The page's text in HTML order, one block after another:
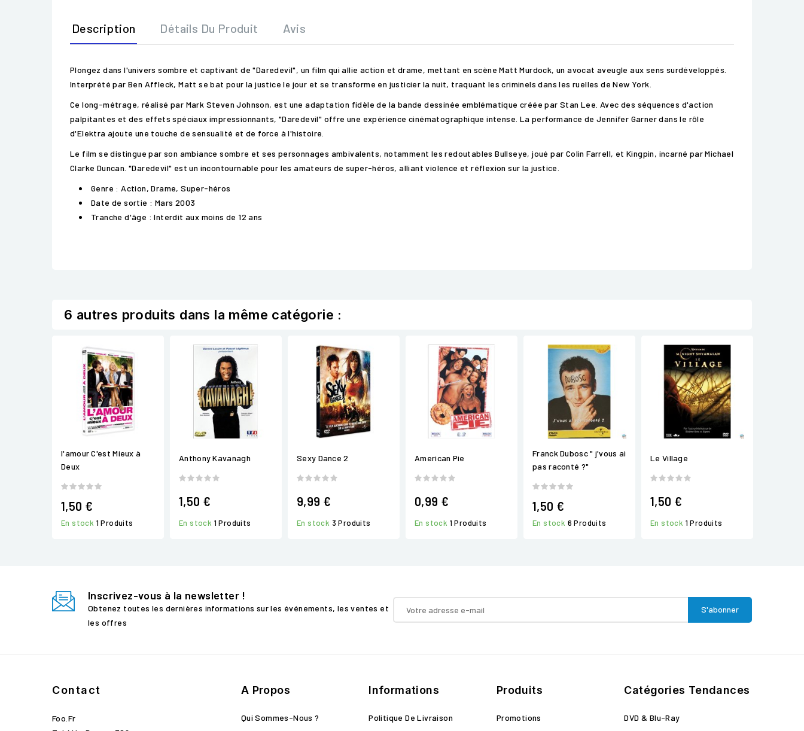
Description Détails Du Produit Avis
Plongez dans l'univers sombre et captivant de "Daredevil", un film qui allie action et drame, mettant en scène Matt Murdock, un avocat aveugle aux sens surdéveloppés.
Interprété par Ben Affleck, Matt se bat pour la justice le jour et se transforme en justicier la nuit, traquant les criminels dans les ruelles de New York.
Ce long-métrage, réalisé par Mark Steven Johnson, est une adaptation fidèle de la bande dessinée emblématique créée par Stan Lee. Avec des séquences d'action
palpitantes et des effets spéciaux impressionnants, "Daredevil" offre une expérience cinématographique intense. La performance de Jennifer Garner dans le rôle
d'Elektra ajoute une touche de sensualité et de force à l'histoire.
Le film se distingue par son ambiance sombre et ses personnages ambivalents, notamment les redoutables Bullseye, joué par Colin Farrell, et Kingpin, incarné par Michael
Clarke Duncan. "Daredevil" est un incontournable pour les amateurs de super-héros, alliant violence et réflexion sur la justice.
Genre : Action, Drame, Super-héros
Date de sortie : Mars 2003
Tranche d'âge : Interdit aux moins de 12 ans
6 autres produits dans la même catégorie :
l'amour C'est Mieux à
Deux
1,50 €
En stock 1 Produits
Anthony Kavanagh
1,50 €
En stock 1 Produits
Sexy Dance 2
9,99 €
En stock 3 Produits
American Pie
0,99 €
En stock 1 Produits
Franck Dubosc " j'vous ai
pas raconté ?"
1,50 €
En stock 6 Produits
Le Village
1,50 €
En stock 1 Produits
Inscrivez-vous à la newsletter !
Obtenez toutes les dernières informations sur les événements, les ventes et
les offres
Contact
Foo.fr
A Propos
Qui Sommes-Nous ?
Informations
Politique De Livraison
Produits
Promotions
Catégories Tendances
DVD & Blu-Ray